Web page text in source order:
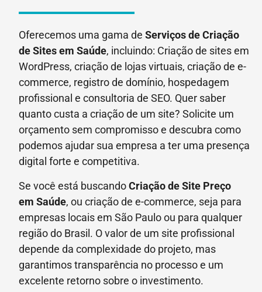
Oferecemos uma gama de Serviços de Criação
de Sites em Saúde, incluindo: Criação de sites em
WordPress, criação de lojas virtuais, criação de e-
commerce, registro de domínio, hospedagem
profissional e consultoria de SEO. Quer saber
quanto custa a criação de um site? Solicite um
orçamento sem compromisso e descubra como
podemos ajudar sua empresa a ter uma presença
digital forte e competitiva.
Se você está buscandoCriação de Site Preço
em Saúde, ou criação de e-commerce, seja para
empresas locais em São Paulo ou para qualquer
região do Brasil. O valor de um site profissional
depende da complexidade do projeto, mas
garantimos transparência no processo e um
excelente retorno sobre o investimento.